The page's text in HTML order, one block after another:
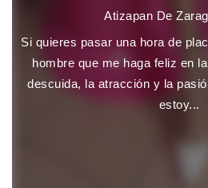
Atizapan De
Si quieres pasar una hora de
hombre que me haga feliz en
descuida, la atracción y la
estoy...